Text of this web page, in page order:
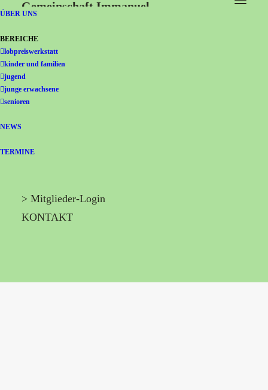
Gemeinschaft Immanuel
ÜBER UNS
BEREICHE
lobpreiswerkstatt
kinder und familien
jugend
junge erwachsene
senioren
NEWS
TERMINE
> Mitglieder-Login
KONTAKT